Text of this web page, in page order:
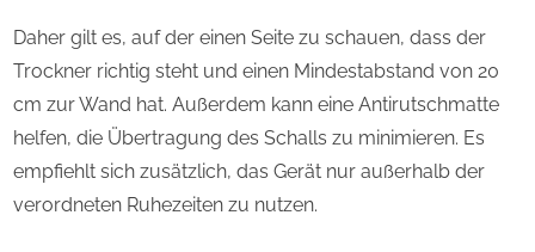
Daher gilt es, auf der einen Seite zu schauen, dass der
Trockner richtig steht und einen Mindestabstand von 20
cm zur Wand hat. Außerdem kann eine Antirutschmatte
helfen, die Übertragung des Schalls zu minimieren. Es
empfiehlt sich zusätzlich, das Gerät nur außerhalb der
verordneten Ruhezeiten zu nutzen.